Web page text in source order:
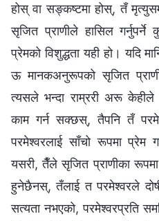
होस् वा सङ्कष्टमा होस्, तँ
सृजित प्राणीले हासिल गर्नुपर्ने
प्रेमको विशुद्धता यही हो। यदि
ऊ मानकअनुरूपको सृजित प्राणी
त्यसले भन्दा राम्ररी अरू केहीले
काम गर्न सक्छस्, तैपनि तँ
परमेश्‍वरलाई साँचो रूपमा
यसरी, तैँले सृजित प्राणीका
हुनेछैनस्, तँलाई त परमेश्‍वरले
सत्यता नभएको, परमेश्‍वरप्रति